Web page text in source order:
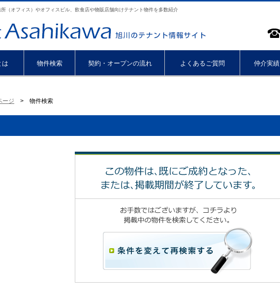
（オフィス）やオフィスビル、飲食店や物販店舗向けテナント物件を多数紹介
は 物件検索 契約・オープンの流れ よくあるご質問 仲介実績
ージ > 物件検索